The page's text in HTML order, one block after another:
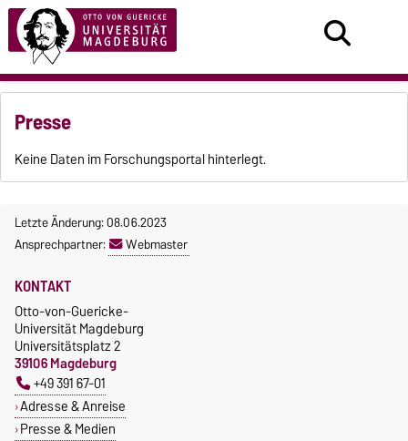
Presse
Keine Daten im Forschungsportal hinterlegt.
Letzte Änderung: 08.06.2023
Ansprechpartner:
Webmaster
KONTAKT
Otto-von-Guericke-
Universität Magdeburg
Universitätsplatz 2
39106 Magdeburg
+49 391 67-01
Adresse & Anreise
Presse & Medien